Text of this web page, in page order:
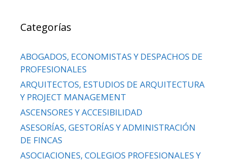
Categorías
ABOGADOS, ECONOMISTAS Y DESPACHOS DE
PROFESIONALES
ARQUITECTOS, ESTUDIOS DE ARQUITECTURA
Y PROJECT MANAGEMENT
ASCENSORES Y ACCESIBILIDAD
ASESORÍAS, GESTORÍAS Y ADMINISTRACIÓN
DE FINCAS
ASOCIACIONES, COLEGIOS PROFESIONALES Y